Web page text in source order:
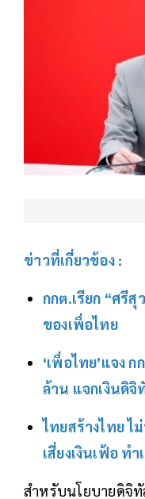
ข่าวที่เกี่ยวข้อง :
กกต.เรียก “ศรี
ของเพื่อไทย
‘เพื่อไทย’แจง
ล้าน แจกเงินดิจิ
ไทยสร้างไทย ไ
เสี่ยงเงินเฟ้อ ท
สำหรับนโยบายดิจิ